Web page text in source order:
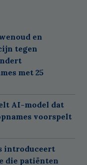
en
tegen
met 25
AI-model dat
voorspelt
introduceert
die patiënten